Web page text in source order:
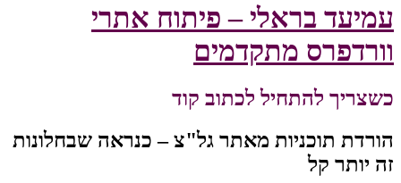
עמיעד בראלי – פיתוח אתרי
וורדפרס מתקדמים
כשצריך להתחיל לכתוב קוד
הורדת תוכניות מאתר גל"צ – כנראה שבחלונות
זה יותר קל